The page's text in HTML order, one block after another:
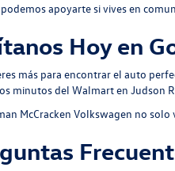
apoyarte si vives en
Hoy en
más para encontrar el auto
minutos del Walmart en Judson
McCracken Volkswagen no